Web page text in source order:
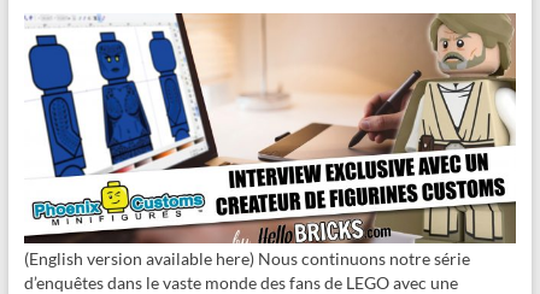
(English version available here) Nous continuons notre série
d’enquêtes dans le vaste monde des fans de LEGO avec une